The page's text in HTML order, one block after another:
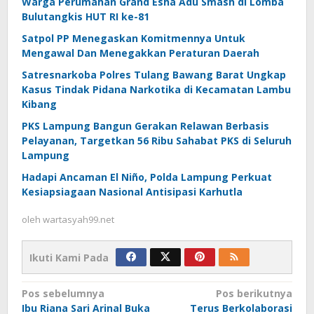
Bulutangkis HUT RI ke-81
Satpol PP Menegaskan Komitmennya Untuk
Mengawal Dan Menegakkan Peraturan Daerah
Satresnarkoba Polres Tulang Bawang Barat Ungkap
Kasus Tindak Pidana Narkotika di Kecamatan Lambu
Kibang
PKS Lampung Bangun Gerakan Relawan Berbasis
Pelayanan, Targetkan 56 Ribu Sahabat PKS di Seluruh
Lampung
Hadapi Ancaman El Niño, Polda Lampung Perkuat
Kesiapsiagaan Nasional Antisipasi Karhutla
oleh wartasyah99.net
Ikuti Kami Pada
Navigasi
Pos sebelumnya
Ibu Riana Sari Arinal Buka
Pos berikutnya
Terus Berkolaborasi